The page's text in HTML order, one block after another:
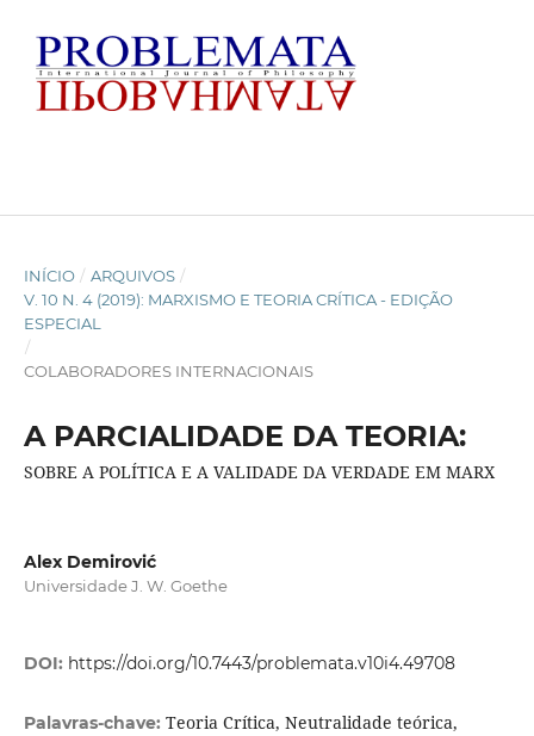
INÍCIO / ARQUIVOS /
V. 10 N. 4 (2019): MARXISMO E TEORIA CRÍTICA - EDIÇÃO
ESPECIAL
/
COLABORADORES INTERNACIONAIS
A PARCIALIDADE DA TEORIA:
SOBRE A POLÍTICA E A VALIDADE DA VERDADE EM MARX
Alex Demirović
Universidade J. W. Goethe
DOI: https://doi.org/10.7443/problemata.v10i4.49708
Palavras-chave: Teoria Crítica, Neutralidade teórica,